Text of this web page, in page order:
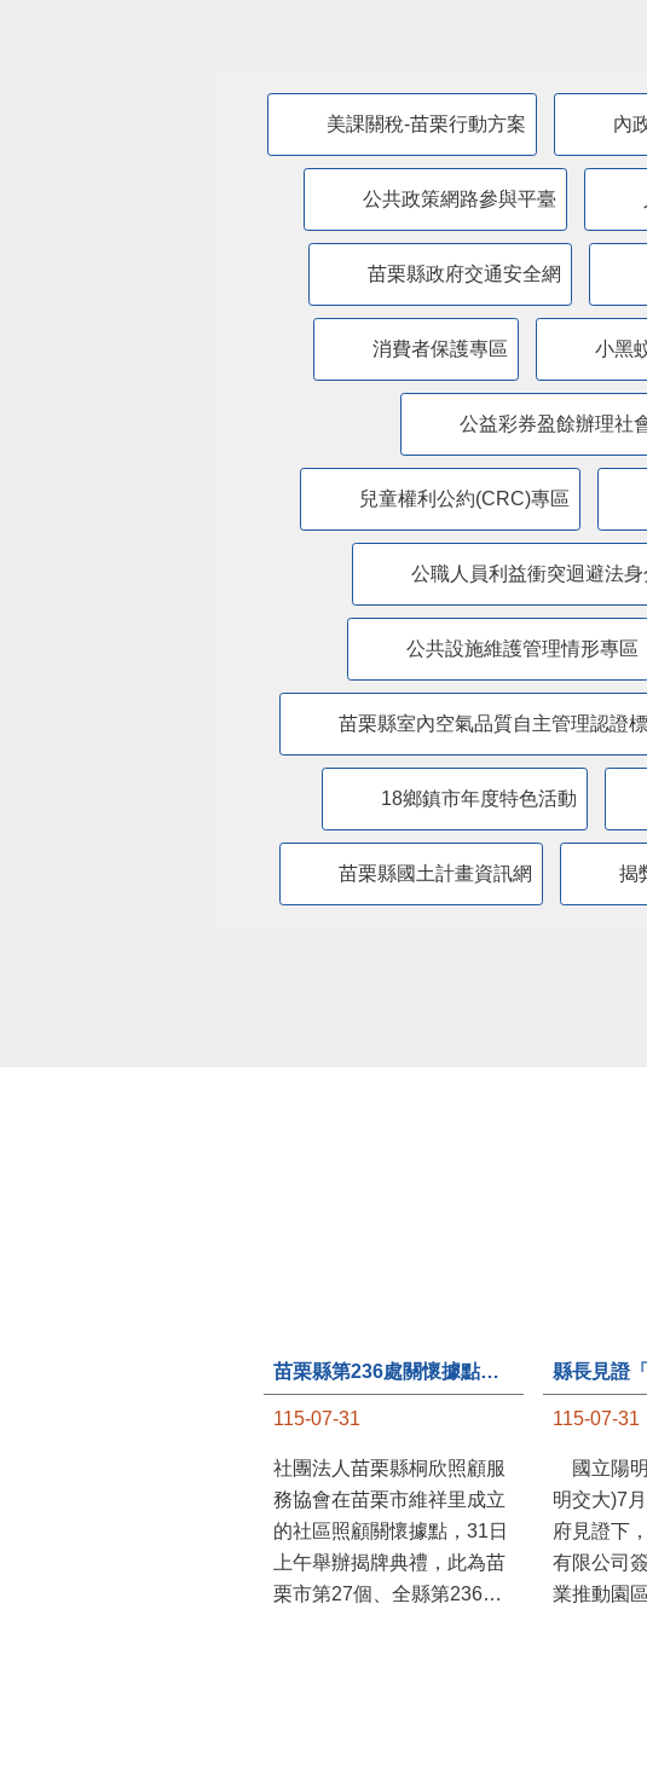
美課關稅-苗栗行動方案 內
公共政策網路參與平臺
苗栗縣政府交通安全網
消費者保護專區 小黑
公益彩券盈餘辦理社
兒童權利公約(CRC)專區
公職人員利益衝突迴避法
​公共設施維護管理情形專區
苗栗縣室內空氣品質自主管理認證
18鄉鎮市年度特色活動
苗栗縣國土計畫資訊網 揭
苗栗縣第236處關懷據點在苗栗市維祥里揭牌
115-07-31
社團法人苗栗縣桐欣照顧服
務協會在苗栗市維祥里成立
的社區照顧關懷據點，31日
上午舉辦揭牌典禮，此為苗
栗市第27個、全縣第236處
115-07-31
國立陽
明交大)7
府見證下
有限公司
業推動園